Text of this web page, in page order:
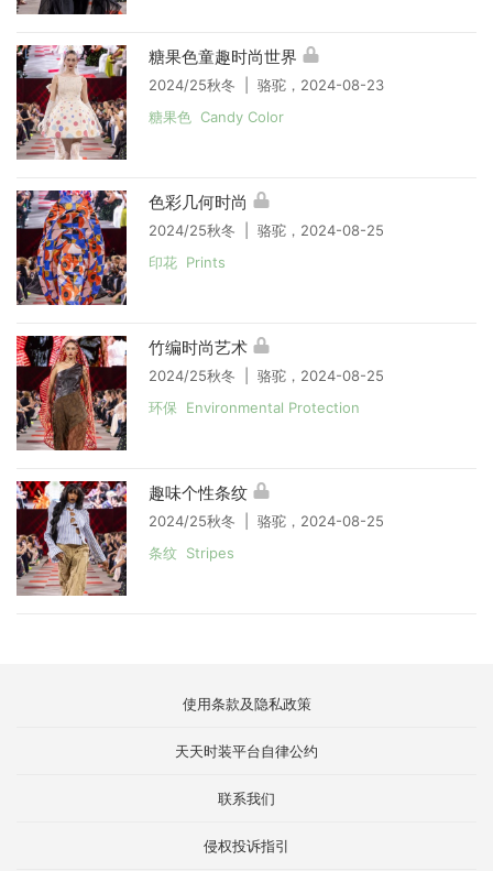
糖果色童趣时尚世界
2024/25秋冬 | 骆驼，2024-08-23
糖果色 Candy Color
色彩几何时尚
2024/25秋冬 | 骆驼，2024-08-25
印花 Prints
竹编时尚艺术
2024/25秋冬 | 骆驼，2024-08-25
环保 Environmental Protection
趣味个性条纹
2024/25秋冬 | 骆驼，2024-08-25
条纹 Stripes
使用条款及隐私政策
天天时装平台自律公约
联系我们
侵权投诉指引